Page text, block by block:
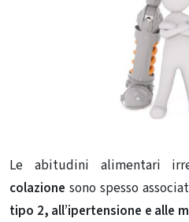
Le abitudini alimentari
colazione sono spesso
tipo 2, all’ipertensione e alle